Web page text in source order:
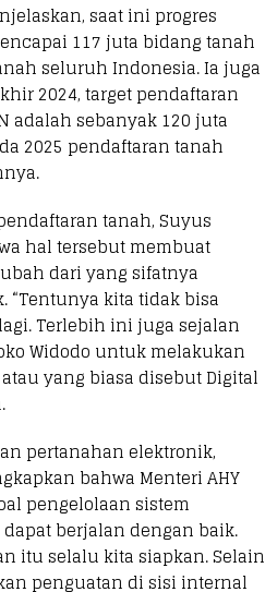
saat ini progres
117 juta bidang tanah
seluruh Indonesia. Ia juga
2024, target pendaftaran
adalah sebanyak 120 juta
2025 pendaftaran tanah
tanah, Suyus
hal tersebut membuat
dari yang sifatnya
kita tidak bisa
Terlebih ini juga sejalan
Widodo untuk melakukan
yang biasa disebut Digital
pertanahan elektronik,
bahwa Menteri AHY
pengelolaan sistem
berjalan dengan baik.
itu selalu kita siapkan. Selain
penguatan di sisi internal